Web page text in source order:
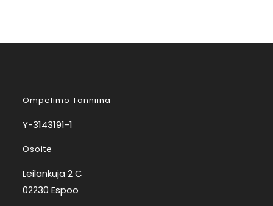
Ompelimo Tanniina
Y-3143191-1
Osoite
Leilankuja 2 C
02230 Espoo